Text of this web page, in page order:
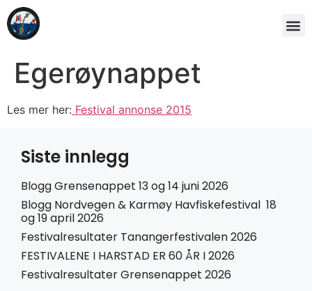
Egerøynappet
Les mer her: Festival annonse 2015
Siste innlegg
Blogg Grensenappet 13 og 14 juni 2026
Blogg Nordvegen & Karmøy Havfiskefestival 18
og 19 april 2026
Festivalresultater Tanangerfestivalen 2026
FESTIVALENE I HARSTAD ER 60 ÅR I 2026
Festivalresultater Grensenappet 2026